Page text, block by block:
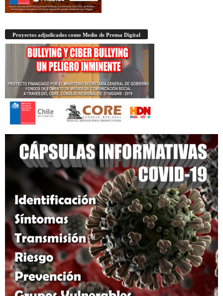
Proyectos adjudicados como Medio de Prensa Digital